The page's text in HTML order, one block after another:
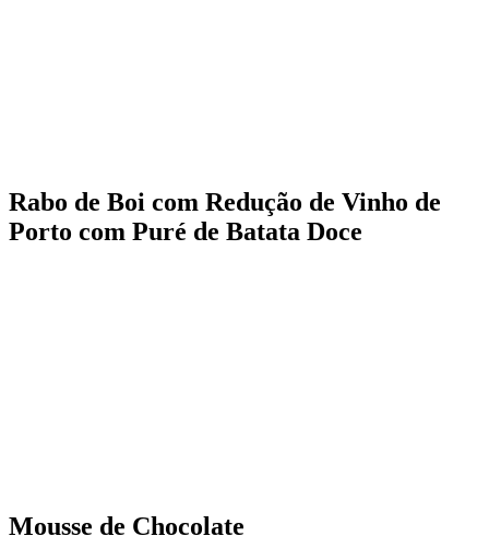
Rabo de Boi com Redução de Vinho de
Porto com Puré de Batata Doce
Mousse de Chocolate